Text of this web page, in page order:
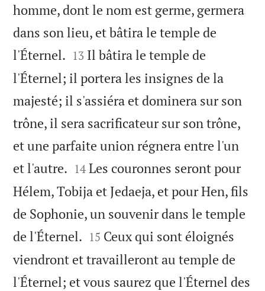
homme, dont le nom est germe, germera
dans son lieu, et bâtira le temple de
l'Éternel. 

13 Il bâtira le temple de
l'Éternel; il portera les insignes de la
majesté; il s'assiéra et dominera sur son
trône, il sera sacrificateur sur son trône,
et une parfaite union régnera entre l'un
et l'autre. 

14 Les couronnes seront pour
Hélem, Tobija et Jedaeja, et pour Hen, fils
de Sophonie, un souvenir dans le temple
de l'Éternel. 

15 Ceux qui sont éloignés
viendront et travailleront au temple de
l'Éternel; et vous saurez que l'Éternel des